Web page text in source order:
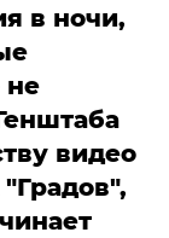
в ночи,
не
видео